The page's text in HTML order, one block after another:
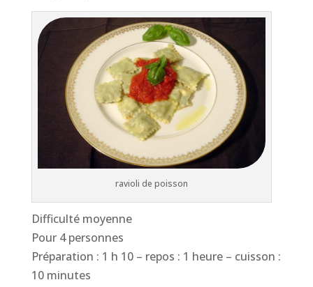
ravioli de poisson
Difficulté moyenne
Pour 4 personnes
Préparation : 1 h 10 – repos : 1 heure – cuisson :
10 minutes